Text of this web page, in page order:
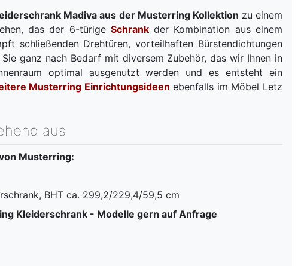
Madiva aus der Musterring Kollektion zu einem
das der 6-türige Schrankder Kombination aus einem
schließenden Drehtüren, vorteilhaften Bürstendichtungen
ganz nach Bedarf mit diversem Zubehör, das wir Ihnen in
optimal ausgenutzt werden und es entsteht ein
Musterring Einrichtungsideen ebenfalls im Möbel Letz
aus
Musterring:
BHT ca. 299,2/229,4/59,5 cm
Kleiderschrank - Modelle gern auf Anfrage